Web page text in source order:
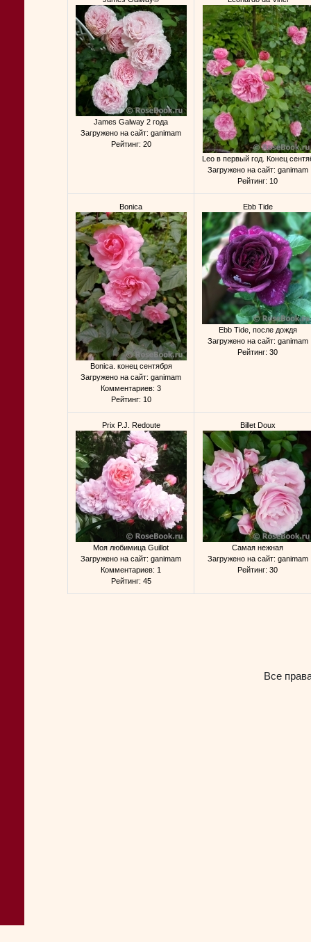
James Galway 2 года
Загружено на сайт: ganimam
Рейтинг: 20
Leo в первый год. Конец
Загружено на сайт: ganimam
Рейтинг: 10
Bonica
Bonica. конец сентября
Загружено на сайт: ganimam
Комментариев: 3
Рейтинг: 10
Ebb Tide
Ebb Tide, после дождя
Загружено на сайт: ganimam
Рейтинг: 30
Prix P.J. Redoute
Моя любимица Guillot
Загружено на сайт: ganimam
Комментариев: 1
Рейтинг: 45
Billet Doux
Самая нежная
Загружено на сайт: ganimam
Рейтинг: 30
Все